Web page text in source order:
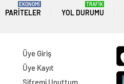
PARITELER
EKONOMİ
YOL DURUMU
TRAFİK
Üye Giriş
Üye Kayıt
Şifremi Unuttum